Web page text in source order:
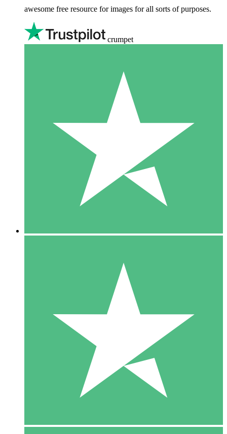
awesome free resource for images for all sorts of purposes.
crumpet